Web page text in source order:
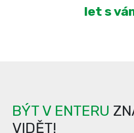
let s
BÝT V ENTERU
VIDĚT!